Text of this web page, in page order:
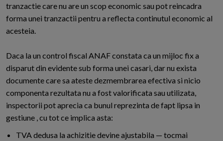
tranzactie care nu are un scop economic sau pot reincadra
forma unei tranzactii pentru a reflecta continutul economic al
acesteia.
Daca la un control fiscal ANAF constata ca un mijloc fix a
disparut din evidente sub forma unei casari, dar nu exista
documente care sa ateste dezmembrarea efectiva si nicio
componenta rezultata nu a fost valorificata sau utilizata,
inspectorii pot aprecia ca bunul reprezinta de fapt lipsa in
gestiune , cu tot ce implica asta:
TVA dedusa la achizitie devine ajustabila — tocmai